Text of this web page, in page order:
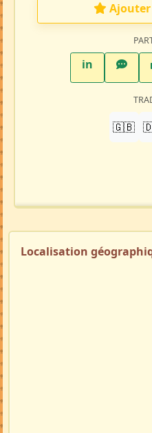
inLinkedIn
🇬🇧
Localisation